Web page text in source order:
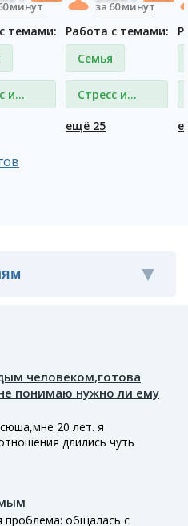
минут
темами:
и
за 60 минут
Работа с темами:
Семья
Стресс и
депрессия
ещё 25
человеком,готова
понимаю нужно ли ему
20 лет. я
длились чуть
проблема: общалась с